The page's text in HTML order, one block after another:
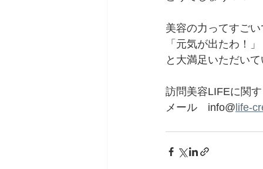
美容の力ってすご
「元気が出たわ！」
と大満足いただい
訪問美容LIFEに関
メール　info@ life-